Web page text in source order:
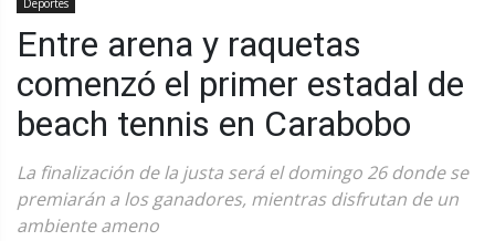
Deportes
Entre arena y raquetas
comenzó el primer estadal de
beach tennis en Carabobo
La finalización de la justa será el domingo 26 donde se
premiarán a los ganadores, mientras disfrutan de un
ambiente ameno